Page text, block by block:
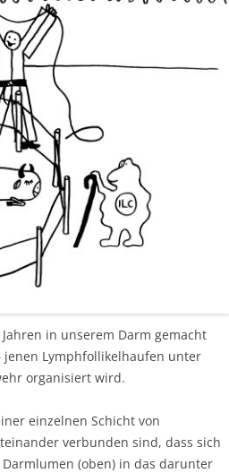
in unserem Darm gemacht
jenen Lymphfollikelhaufen unter
organisiert wird.
einzelnen Schicht von
verbunden sind, dass sich
(oben) in das darunter